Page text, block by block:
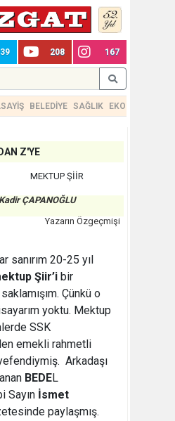
208 167
BELEDİYE SAĞLIK EKONOMİ
Z'YE
MEKTUP ŞİİR
ÇAPANOĞLU
Yazarın Özgeçmişi
sanırım 20-25 yıl
Şiir’i bir
Çünkü o
yoktu. Mektup
SSK
emekli rahmetli
Arkadaşı
BEDEL
Sayın İsmet
paylaşmış.